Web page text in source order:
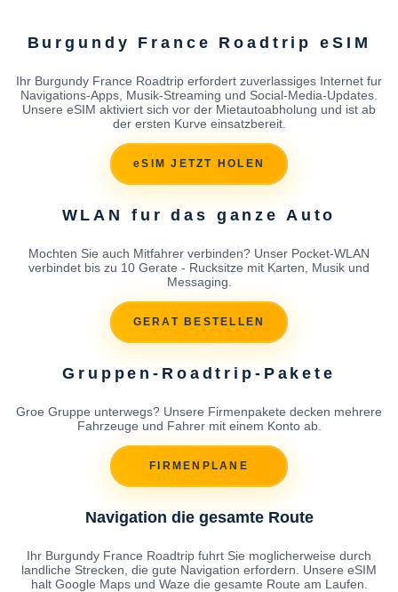
Burgundy France Roadtrip eSIM
Ihr Burgundy France Roadtrip erfordert zuverlassiges Internet fur
Navigations-Apps, Musik-Streaming und Social-Media-Updates.
Unsere eSIM aktiviert sich vor der Mietautoabholung und ist ab
der ersten Kurve einsatzbereit.
eSIM JETZT HOLEN
WLAN fur das ganze Auto
Mochten Sie auch Mitfahrer verbinden? Unser Pocket-WLAN
verbindet bis zu 10 Gerate - Rucksitze mit Karten, Musik und
Messaging.
GERAT BESTELLEN
Gruppen-Roadtrip-Pakete
Groe Gruppe unterwegs? Unsere Firmenpakete decken mehrere
Fahrzeuge und Fahrer mit einem Konto ab.
FIRMENPLANE
Navigation die gesamte Route
Ihr Burgundy France Roadtrip fuhrt Sie moglicherweise durch
landliche Strecken, die gute Navigation erfordern. Unsere eSIM
halt Google Maps und Waze die gesamte Route am Laufen.